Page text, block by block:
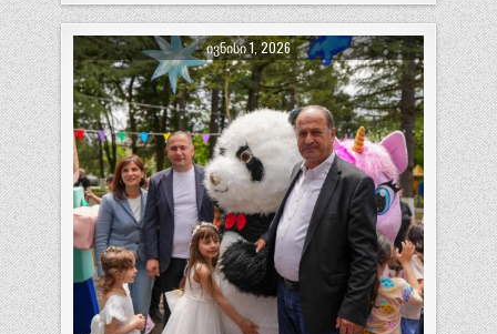
ᲘᲕᲜᲘᲡᲘ 1, 2026